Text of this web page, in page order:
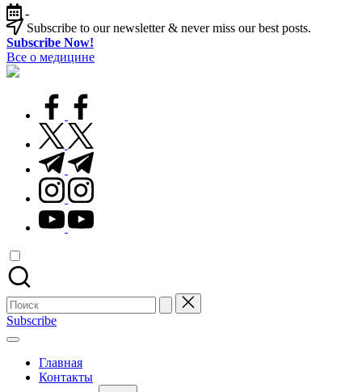
Перейти
к
содержимому
-
Subscribe to our newsletter & never miss our best posts.
Subscribe Now!
Все о медицине
Лечитесь
facebook.com
twitter.com
t.me
instagram.com
youtube.com
Поиск
для:
Subscribe
Главная
Контакты